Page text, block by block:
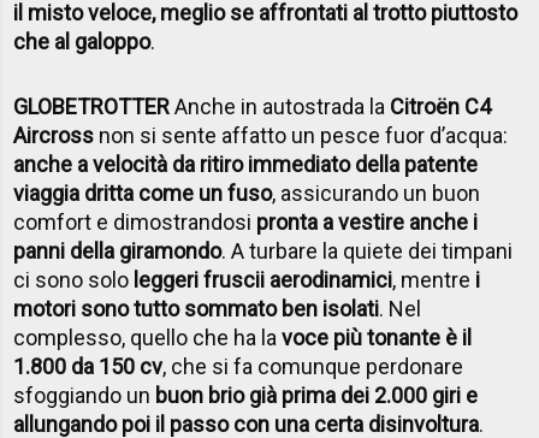
il misto veloce, meglio se affrontati al trotto piuttosto
che al galoppo.
GLOBETROTTERAnche in autostrada la Citroën C4
Aircross non si sente affatto un pesce fuor d’acqua:
anche a velocità da ritiro immediato della patente
viaggia dritta come un fuso, assicurando un buon
comfort e dimostrandosi pronta a vestire anche i
panni della giramondo. A turbare la quiete dei timpani
ci sono solo leggeri fruscii aerodinamici, mentre i
motori sono tutto sommato ben isolati. Nel
complesso, quello che ha lavoce più tonante è il
1.800 da 150 cv, che si fa comunque perdonare
sfoggiando un buon brio già prima dei 2.000 giri e
allungando poi il passo con una certa disinvoltura.